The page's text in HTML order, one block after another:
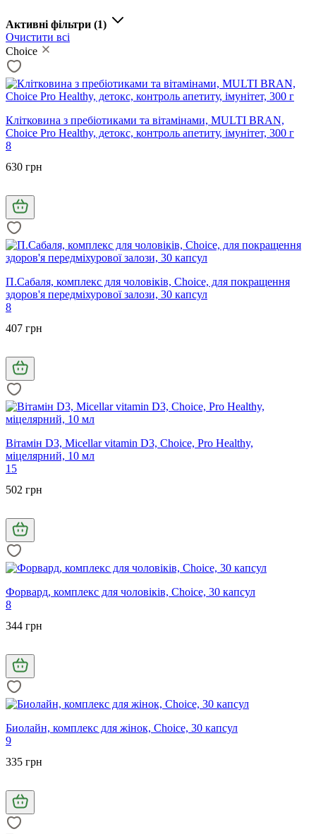
Активні фільтри (1)
Очистити всі
Choice
Клітковина з пребіотиками та вітамінами, MULTI BRAN,
Сhoice Pro Healthy, детокс, контроль апетиту, імунітет, 300 г
8
630 грн
П.Сабаля, комплекс для чоловіків, Choice, для покращення
здоров'я передміхурової залози, 30 капсул
8
407 грн
Вітамін D3, Micellar vitamin D3, Choice, Pro Healthy,
міцелярний, 10 мл
15
502 грн
Форвард, комплекс для чоловіків, Choice, 30 капсул
8
344 грн
Биолайн, комплекс для жінок, Choice, 30 капсул
9
335 грн